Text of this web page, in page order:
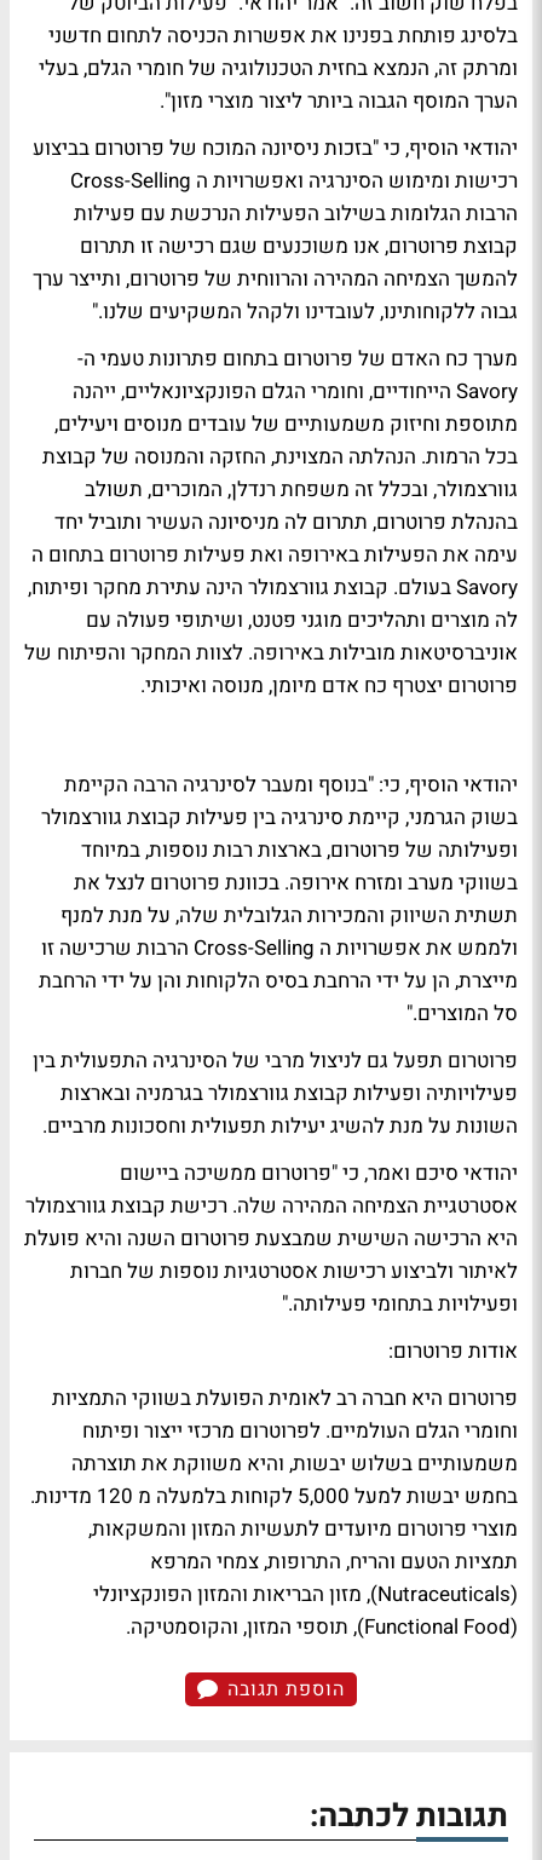
בלסינג פותחת בפנינו את אפשרות הכניסה לתחום חדשני
ומרתק זה, הנמצא בחזית הטכנולוגיה של חומרי הגלם, בעלי
הערך המוסף הגבוה ביותר ליצור מוצרי מזון".
יהודאי הוסיף, כי "בזכות ניסיונה המוכח של פרוטרום בביצוע
רכישות ומימוש הסינרגיה ואפשרויות ה Cross-Selling
הרבות הגלומות בשילוב הפעילות הנרכשת עם פעילות
קבוצת פרוטרום, אנו משוכנעים שגם רכישה זו תתרום
להמשך הצמיחה המהירה והרווחית של פרוטרום, ותייצר ערך
גבוה ללקוחותינו, לעובדינו ולקהל המשקיעים שלנו."
מערך כח האדם של פרוטרום בתחום פתרונות טעמי ה-
Savory הייחודיים, וחומרי הגלם הפונקציונאליים, ייהנה
מתוספת וחיזוק משמעותיים של עובדים מנוסים ויעילים,
בכל הרמות. הנהלתה המצוינת, החזקה והמנוסה של קבוצת
גוורצמולר, ובכלל זה משפחת רנדלן, המוכרים, תשולב
בהנהלת פרוטרום, תתרום לה מניסיונה העשיר ותוביל יחד
עימה את הפעילות באירופה ואת פעילות פרוטרום בתחום ה
Savory בעולם. קבוצת גוורצמולר הינה עתירת מחקר ופיתוח,
לה מוצרים ותהליכים מוגני פטנט, ושיתופי פעולה עם
אוניברסיטאות מובילות באירופה. לצוות המחקר והפיתוח של
פרוטרום יצטרף כח אדם מיומן, מנוסה ואיכותי.
יהודאי הוסיף, כי: "בנוסף ומעבר לסינרגיה הרבה הקיימת
בשוק הגרמני, קיימת סינרגיה בין פעילות קבוצת גוורצמולר
ופעילותה של פרוטרום, בארצות רבות נוספות, במיוחד
בשווקי מערב ומזרח אירופה. בכוונת פרוטרום לנצל את
תשתית השיווק והמכירות הגלובלית שלה, על מנת למנף
ולממש את אפשרויות ה Cross-Selling הרבות שרכישה זו
מייצרת, הן על ידי הרחבת בסיס הלקוחות והן על ידי הרחבת
סל המוצרים."
פרוטרום תפעל גם לניצול מרבי של הסינרגיה התפעולית בין
פעילויותיה ופעילות קבוצת גוורצמולר בגרמניה ובארצות
השונות על מנת להשיג יעילות תפעולית וחסכונות מרביים.
יהודאי סיכם ואמר, כי "פרוטרום ממשיכה ביישום
אסטרטגיית הצמיחה המהירה שלה. רכישת קבוצת גוורצמולר
היא הרכישה השישית שמבצעת פרוטרום השנה והיא פועלת
לאיתור ולביצוע רכישות אסטרטגיות נוספות של חברות
ופעילויות בתחומי פעילותה."
אודות פרוטרום:
פרוטרום היא חברה רב לאומית הפועלת בשווקי התמציות
וחומרי הגלם העולמיים. לפרוטרום מרכזי ייצור ופיתוח
משמעותיים בשלוש יבשות, והיא משווקת את תוצרתה
בחמש יבשות למעל 5,000 לקוחות בלמעלה מ 120 מדינות.
מוצרי פרוטרום מיועדים לתעשיות המזון והמשקאות,
תמציות הטעם והריח, התרופות, צמחי המרפא
(Nutraceuticals), מזון הבריאות והמזון הפונקציונלי
(Functional Food), תוספי המזון, והקוסמטיקה.
הוספת תגובה
תגובות לכתבה: